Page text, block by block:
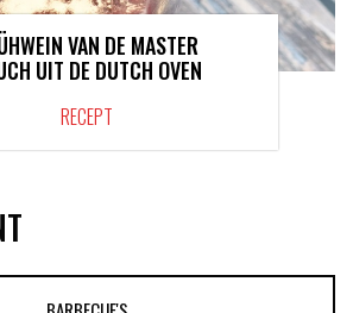
VAN DE MASTER
UIT DE DUTCH OVEN
RECEPT